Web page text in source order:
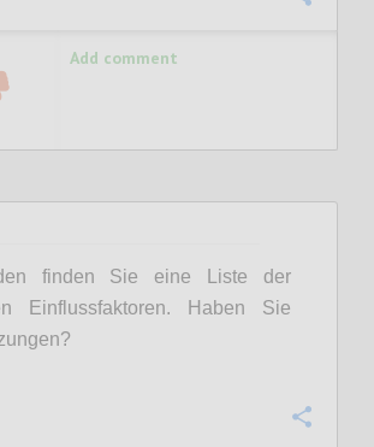
Add comment
finden Sie eine Liste der
Einflussfaktoren. Haben Sie